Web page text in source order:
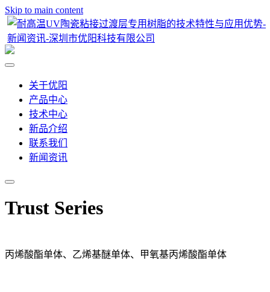
Skip to main content
关于优阳
产品中心
技术中心
新品介绍
联系我们
新闻资讯
Trust Series
丙烯酸酯单体、乙烯基醚单体、甲氧基丙烯酸酯单体